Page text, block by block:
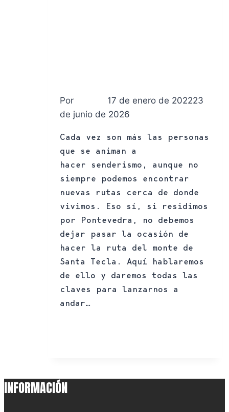
Por 17 de enero de 202223
de junio de 2026
Cada vez son más las personas
que se animan a
hacer senderismo, aunque no
siempre podemos encontrar
nuevas rutas cerca de donde
vivimos. Eso sí, si residimos
por Pontevedra, no debemos
dejar pasar la ocasión de
hacer la ruta del monte de
Santa Tecla. Aquí hablaremos
de ello y daremos todas las
claves para lanzarnos a
andar…
Tecla
INFORMACIÓN